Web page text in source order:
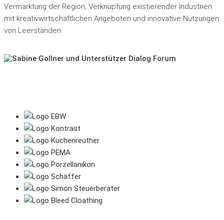
Vermarktung der Region, Verknüpfung existierender Industrien
mit kreativwirtschaftlichen Angeboten und innovative Nutzungen
von Leerständen.